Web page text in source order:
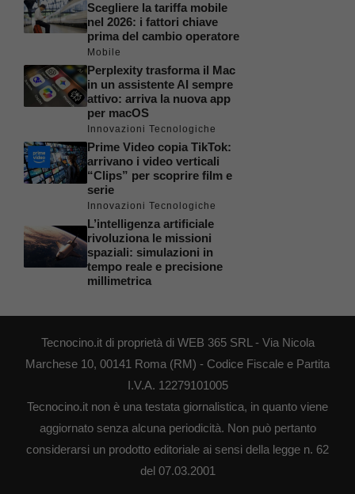
Scegliere la tariffa mobile
nel 2026: i fattori chiave
prima del cambio operatore
Mobile
Perplexity trasforma il Mac
in un assistente AI sempre
attivo: arriva la nuova app
per macOS
Innovazioni Tecnologiche
Prime Video copia TikTok:
arrivano i video verticali
“Clips” per scoprire film e
serie
Innovazioni Tecnologiche
L’intelligenza artificiale
rivoluziona le missioni
spaziali: simulazioni in
tempo reale e precisione
millimetrica
Tecnocino.it di proprietà di WEB 365 SRL - Via Nicola
Marchese 10, 00141 Roma (RM) - Codice Fiscale e Partita
I.V.A. 12279101005
Tecnocino.it non è una testata giornalistica, in quanto viene
aggiornato senza alcuna periodicità. Non può pertanto
considerarsi un prodotto editoriale ai sensi della legge n. 62
del 07.03.2001